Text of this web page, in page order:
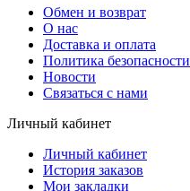
Обмен и возврат
О нас
Доставка и оплата
Политика безопасности
Новости
Связаться с нами
Личный кабинет
Личный кабинет
История заказов
Мои закладки